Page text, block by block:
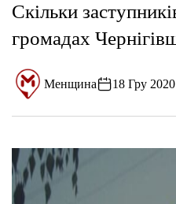
Скільки
громадах
Менщина 18 Гру 2020